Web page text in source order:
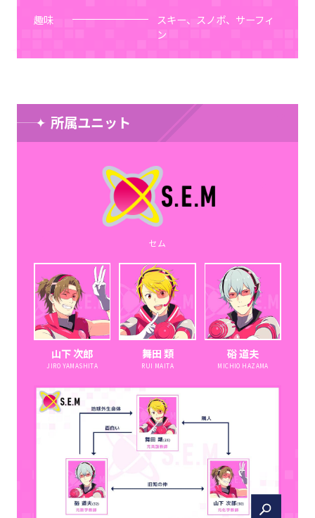
趣味
スキー、スノボ、サーフィ
ン
所属ユニット
セム
山下 次郎
JIRO YAMASHITA
舞田 類
RUI MAITA
硲 道夫
MICHIO HAZAMA